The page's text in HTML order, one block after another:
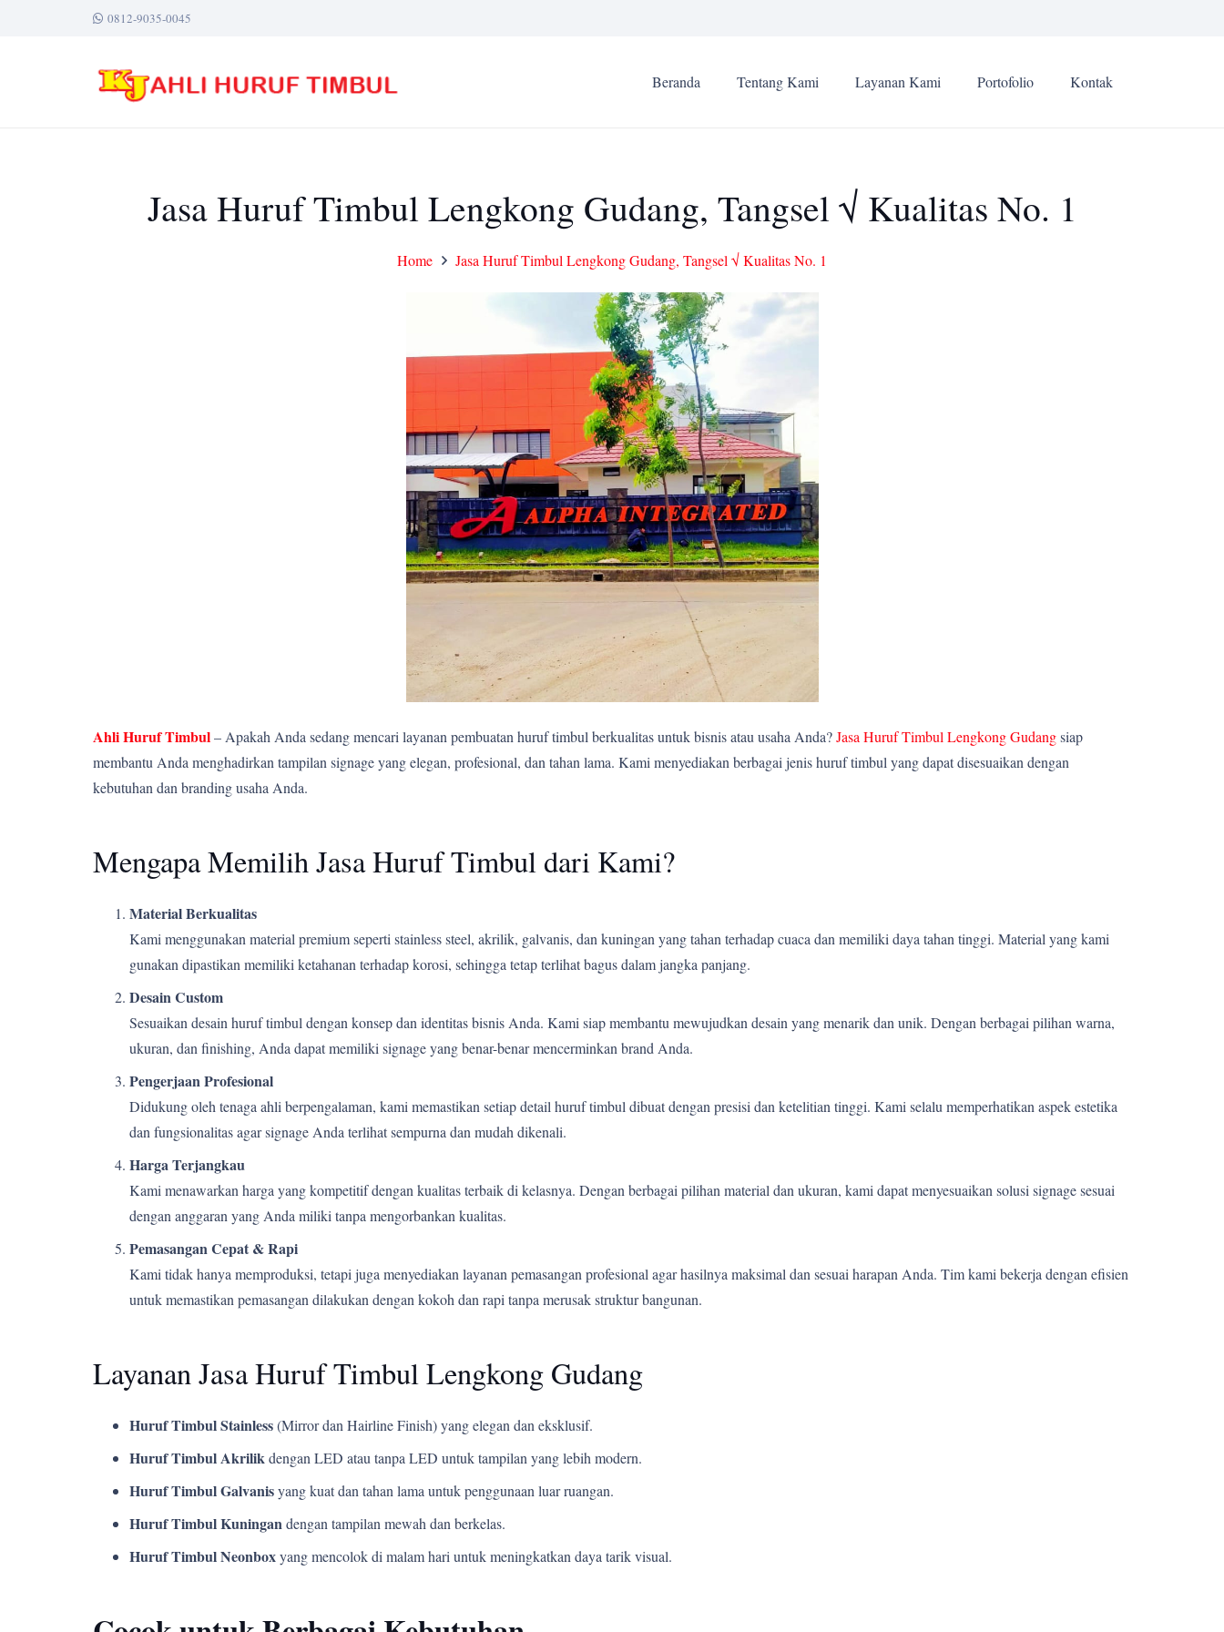
0812-9035-0045
Beranda Tentang Kami Layanan Kami Portofolio Kontak
Jasa Huruf Timbul Lengkong Gudang, Tangsel √ Kualitas No. 1
Home Jasa Huruf Timbul Lengkong Gudang, Tangsel √ Kualitas No. 1
Ahli Huruf Timbul– Apakah Anda sedang mencari layanan pembuatan huruf timbul berkualitas untuk bisnis atau usaha Anda?Jasa Huruf Timbul Lengkong Gudangsiap
membantu Anda menghadirkan tampilan signage yang elegan, profesional, dan tahan lama. Kami menyediakan berbagai jenis huruf timbul yang dapat disesuaikan dengan
kebutuhan dan branding usaha Anda.
Mengapa Memilih Jasa Huruf Timbul dari Kami?
Material Berkualitas
Kami menggunakan material premium seperti stainless steel, akrilik, galvanis, dan kuningan yang tahan terhadap cuaca dan memiliki daya tahan tinggi. Material yang kami
gunakan dipastikan memiliki ketahanan terhadap korosi, sehingga tetap terlihat bagus dalam jangka panjang.
Desain Custom
Sesuaikan desain huruf timbul dengan konsep dan identitas bisnis Anda. Kami siap membantu mewujudkan desain yang menarik dan unik. Dengan berbagai pilihan warna,
ukuran, dan finishing, Anda dapat memiliki signage yang benar-benar mencerminkan brand Anda.
Pengerjaan Profesional
Didukung oleh tenaga ahli berpengalaman, kami memastikan setiap detail huruf timbul dibuat dengan presisi dan ketelitian tinggi. Kami selalu memperhatikan aspek estetika
dan fungsionalitas agar signage Anda terlihat sempurna dan mudah dikenali.
Harga Terjangkau
Kami menawarkan harga yang kompetitif dengan kualitas terbaik di kelasnya. Dengan berbagai pilihan material dan ukuran, kami dapat menyesuaikan solusi signage sesuai
dengan anggaran yang Anda miliki tanpa mengorbankan kualitas.
Pemasangan Cepat & Rapi
Kami tidak hanya memproduksi, tetapi juga menyediakan layanan pemasangan profesional agar hasilnya maksimal dan sesuai harapan Anda. Tim kami bekerja dengan efisien
untuk memastikan pemasangan dilakukan dengan kokoh dan rapi tanpa merusak struktur bangunan.
Layanan Jasa Huruf Timbul Lengkong Gudang
Huruf Timbul Stainless(Mirror dan Hairline Finish) yang elegan dan eksklusif.
Huruf Timbul Akrilikdengan LED atau tanpa LED untuk tampilan yang lebih modern.
Huruf Timbul Galvanisyang kuat dan tahan lama untuk penggunaan luar ruangan.
Huruf Timbul Kuningandengan tampilan mewah dan berkelas.
Huruf Timbul Neonboxyang mencolok di malam hari untuk meningkatkan daya tarik visual.